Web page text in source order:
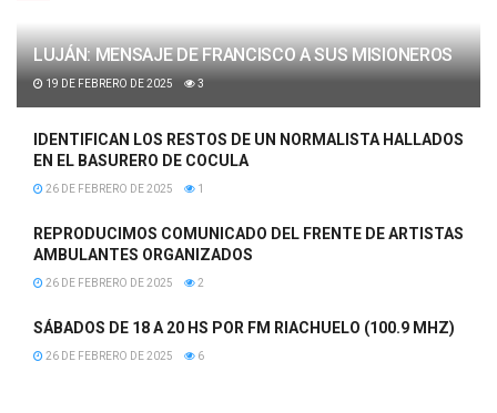
LUJÁN: MENSAJE DE FRANCISCO A SUS MISIONEROS
19 DE FEBRERO DE 2025 3
IDENTIFICAN LOS RESTOS DE UN NORMALISTA HALLADOS
EN EL BASURERO DE COCULA
26 DE FEBRERO DE 2025 1
REPRODUCIMOS COMUNICADO DEL FRENTE DE ARTISTAS
AMBULANTES ORGANIZADOS
26 DE FEBRERO DE 2025 2
SÁBADOS DE 18 A 20 HS POR FM RIACHUELO (100.9 MHZ)
26 DE FEBRERO DE 2025 6